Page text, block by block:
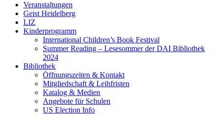
Veranstaltungen
Geist Heidelberg
LIZ
Kinderprogramm
International Children’s Book Festival
Summer Reading – Lesesommer der DAI Bibliothek
2024
Bibliothek
Öffnungszeiten & Kontakt
Mitgliedschaft & Leihfristen
Katalog & Medien
Angebote für Schulen
US Election Info